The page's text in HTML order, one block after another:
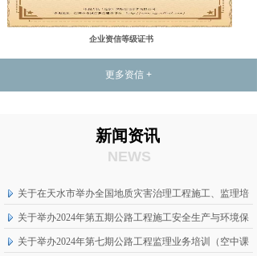
企业资信等级证书
更多资信 +
NEWS
关于在天水市举办全国地质灾害治理工程施工、监理培
训班的通知
关于举办2024年第五期公路工程施工安全生产与环境保
护监理知识培训的通知
关于举办2024年第七期公路工程监理业务培训（空中课
新闻资讯